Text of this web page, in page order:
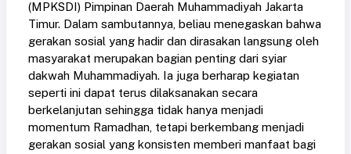
(MPKSDI) Pimpinan Daerah Muhammadiyah Jakarta
Timur. Dalam sambutannya, beliau menegaskan bahwa
gerakan sosial yang hadir dan dirasakan langsung oleh
masyarakat merupakan bagian penting dari syiar
dakwah Muhammadiyah. Ia juga berharap kegiatan
seperti ini dapat terus dilaksanakan secara
berkelanjutan sehingga tidak hanya menjadi
momentum Ramadhan, tetapi berkembang menjadi
gerakan sosial yang konsisten memberi manfaat bagi